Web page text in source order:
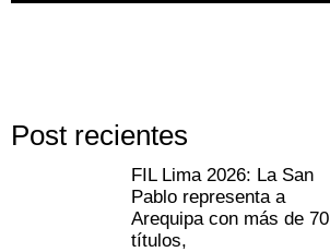
Post recientes
FIL Lima 2026: La San
Pablo representa a
Arequipa con más de 70
títulos,